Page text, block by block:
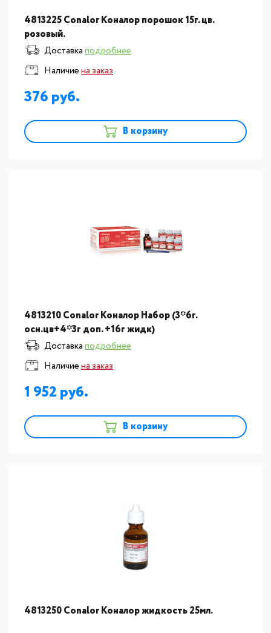
4813225 Conalor Коналор порошок 15г. цв.
розовый.
Доставкаподробнее
Наличиена заказ
376
В корзину
4813210 Conalor Коналор Набор (3*6г.
осн.цв+4*3г доп. +16г жидк)
Доставкаподробнее
Наличиена заказ
1 952
В корзину
4813250 Conalor Коналор жидкость 25мл.